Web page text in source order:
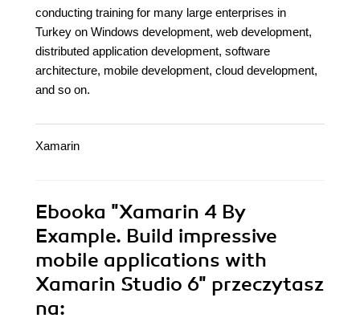
conducting training for many large enterprises in
Turkey on Windows development, web development,
distributed application development, software
architecture, mobile development, cloud development,
and so on.
Xamarin
Ebooka "Xamarin 4 By
Example. Build impressive
mobile applications with
Xamarin Studio 6" przeczytasz
na: